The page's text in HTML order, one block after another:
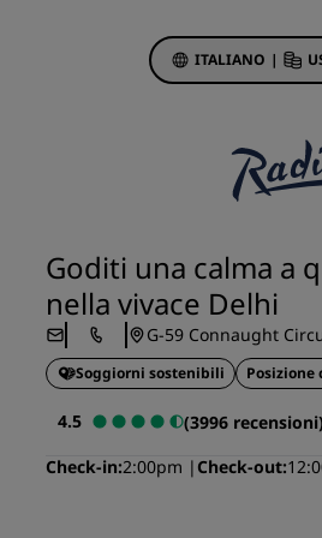
ITALIANO |
Offerte di hotel
Per la tua
meriti un regalo
Deals of the
Prenota in
Scopri i nostri
Idee di viaggio
Goditi una calma a
nella vivace Delhi
G-59 Connaught
Soggiorni sostenibili Posizione
4.5
(3996 recensioni)
Check-in 2:00pm Check-out